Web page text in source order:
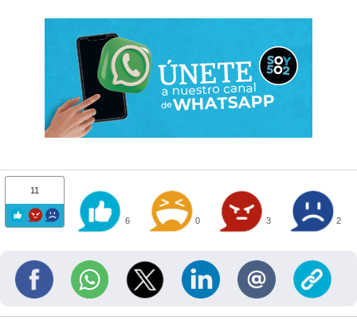
11
6 0 3 2